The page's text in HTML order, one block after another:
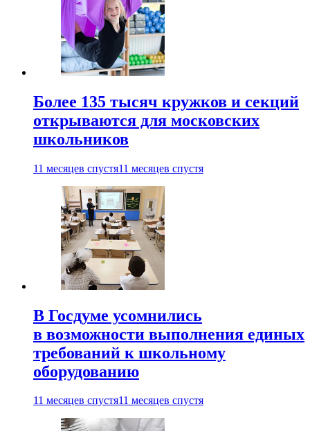
Более 135 тысяч кружков и секций
открываются для московских
школьников
11 месяцев спустя11 месяцев спустя
В Госдуме усомнились
в возможности выполнения единых
требований к школьному
оборудованию
11 месяцев спустя11 месяцев спустя